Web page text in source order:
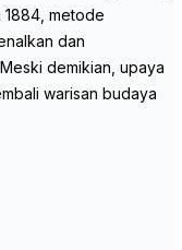
1884, metode
dan
demikian, upaya
warisan budaya